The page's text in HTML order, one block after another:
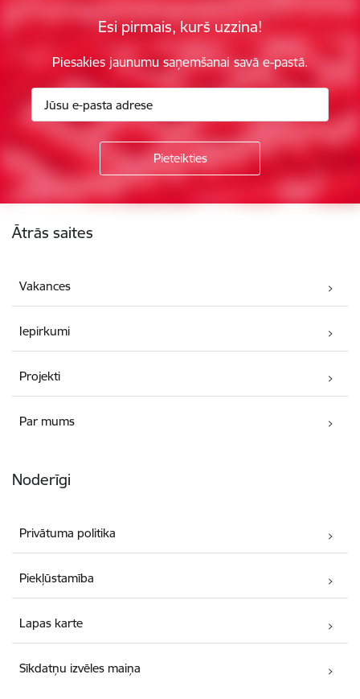
Esi pirmais, kurš uzzina!
Piesakies jaunumu saņemšanai savā e-pastā.
Ātrās saites
Vakances
Iepirkumi
Projekti
Par mums
Noderīgi
Privātuma politika
Piekļūstamība
Lapas karte
Sīkdatņu izvēles maiņa